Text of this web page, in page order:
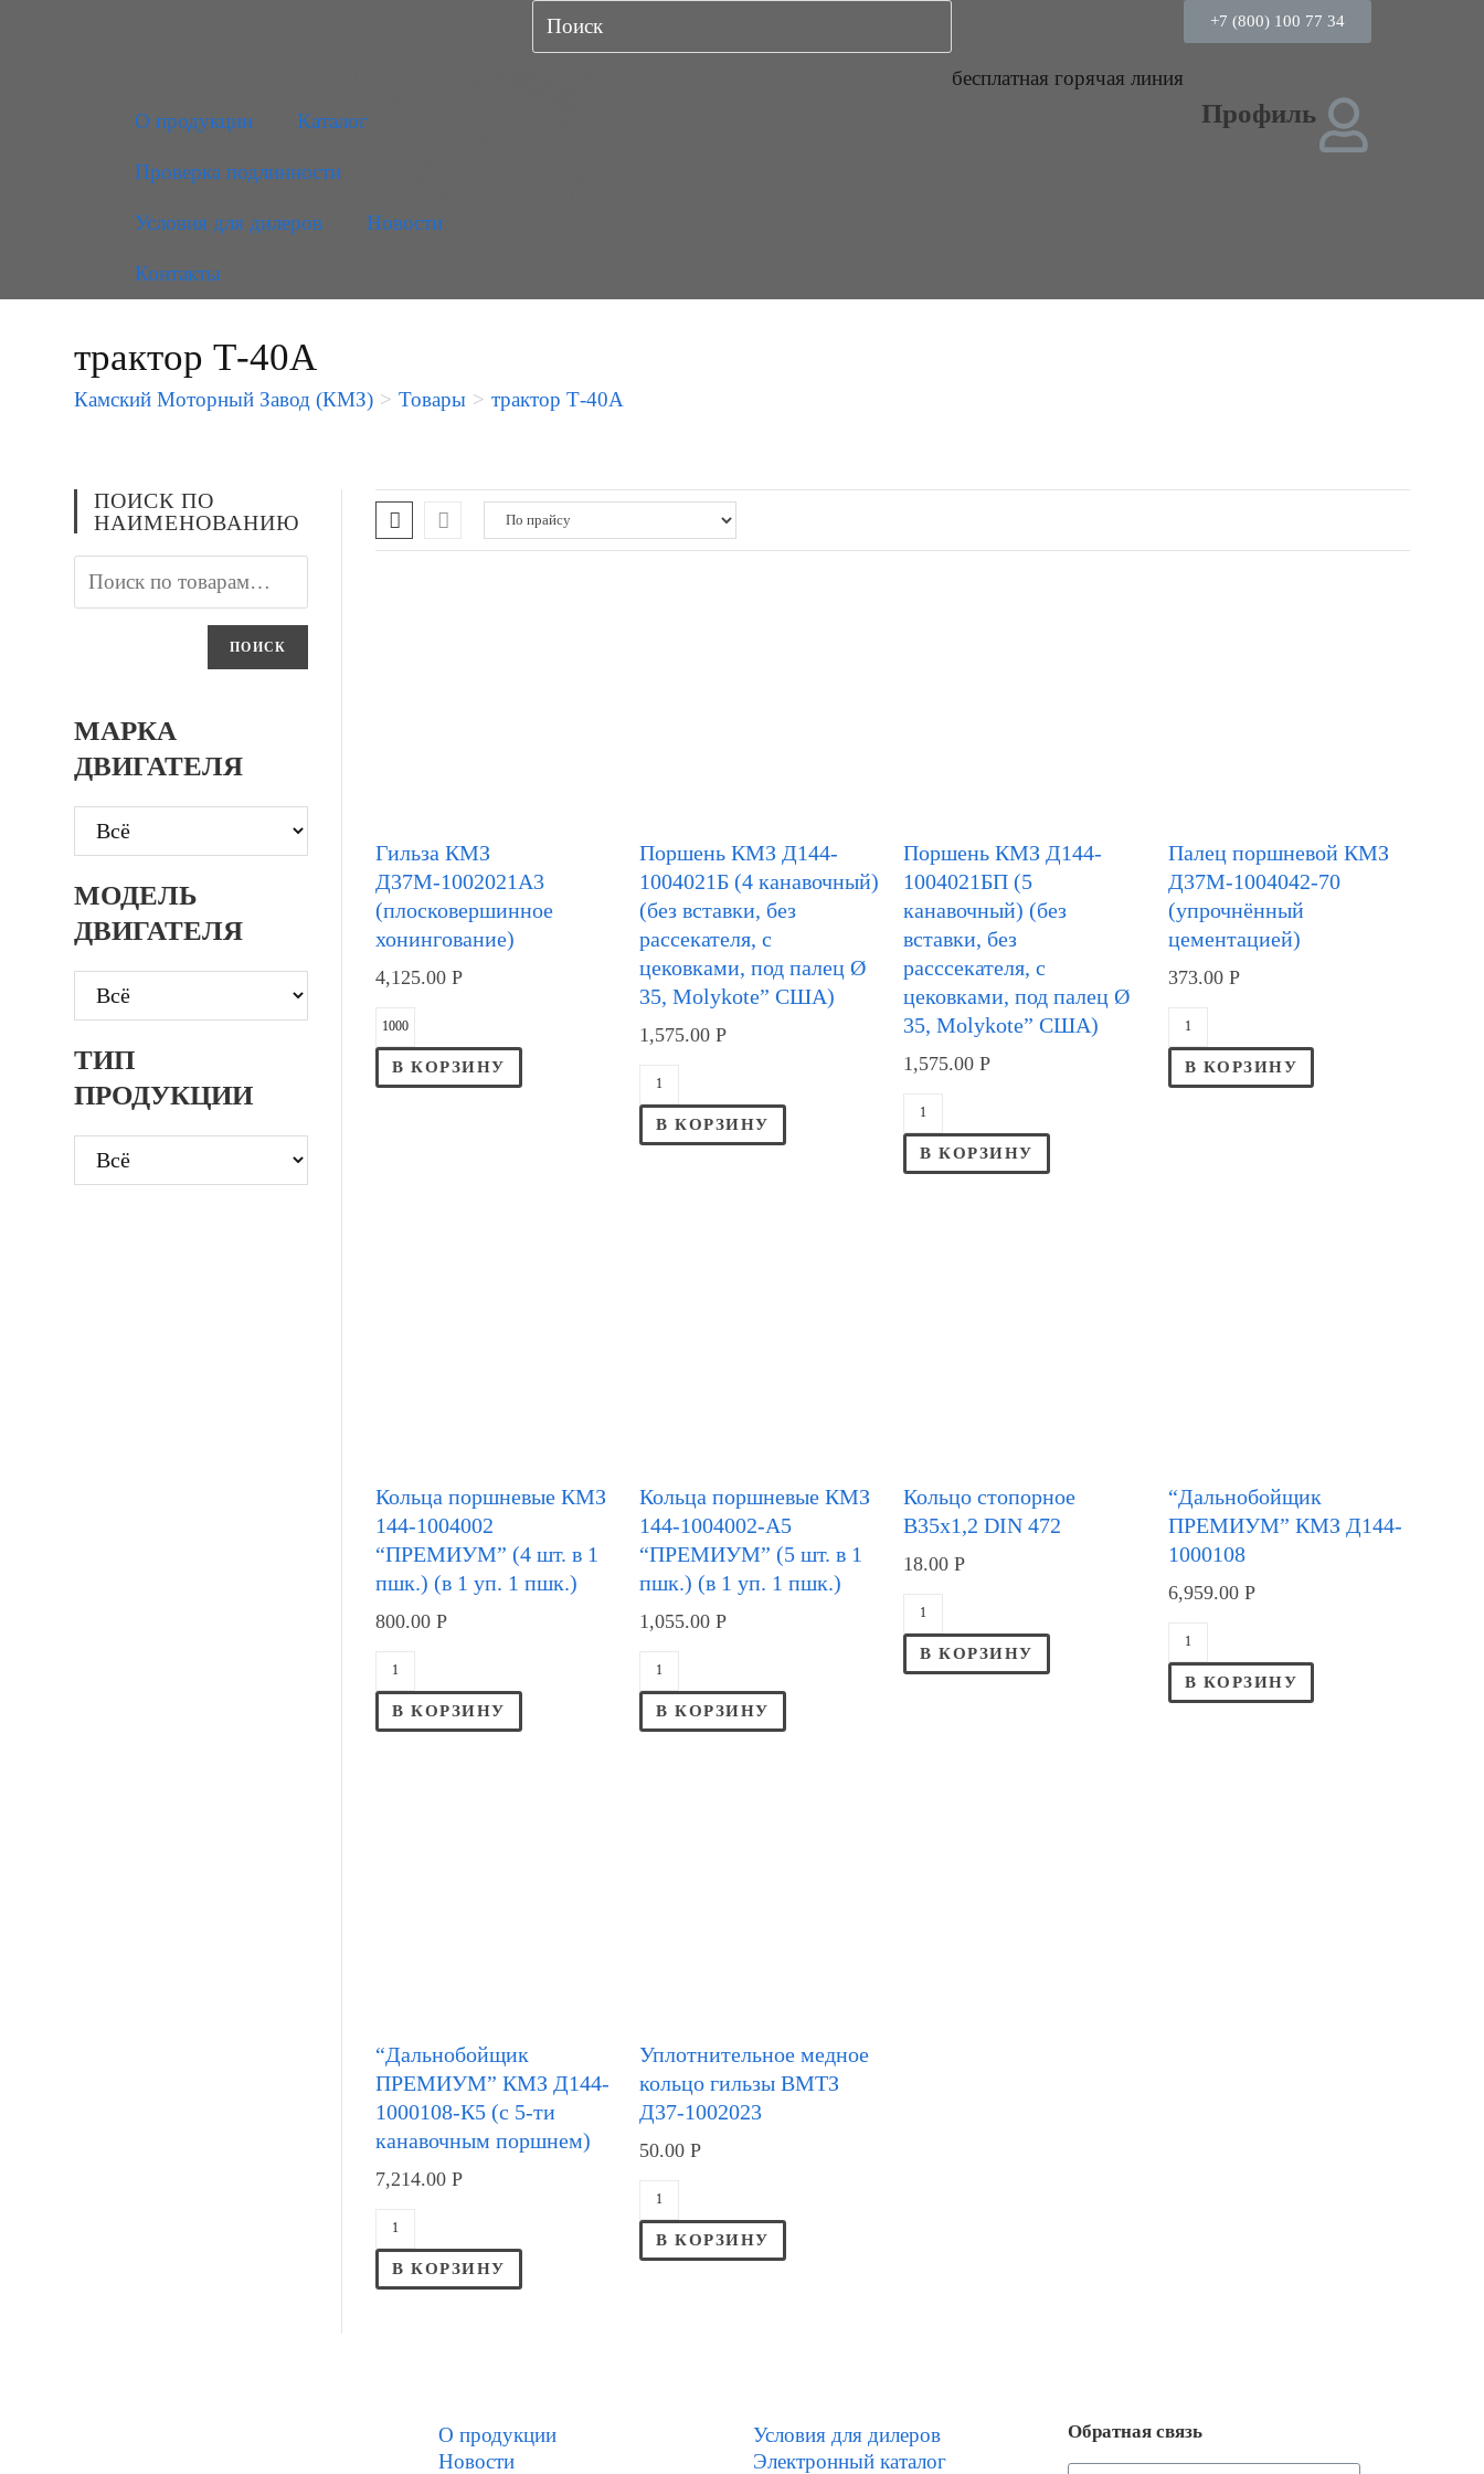
+7 (800) 100 77 34
бесплатная горячая линия
О продукции
Каталог
Проверка подлинности
Условия для дилеров Новости
Контакты
Профиль
трактор Т-40А
Камский Моторный Завод (КМЗ) > Товары > трактор Т-40А
ПОИСК ПО
НАИМЕНОВАНИЮ
ПОИСК
МАРКА
ДВИГАТЕЛЯ
МОДЕЛЬ
ДВИГАТЕЛЯ
ТИП
ПРОДУКЦИИ
Гильза КМЗ
Д37М-1002021А3
(плосковершинное
хонингование)
4,125.00Р
В КОРЗИНУ
Поршень КМЗ Д144-
1004021Б (4 канавочный)
(без вставки, без
рассекателя, с
цековками, под палец Ø
35, Molykote” США)
1,575.00Р
В КОРЗИНУ
Поршень КМЗ Д144-
1004021БП (5
канавочный) (без
вставки, без
расссекателя, с
цековками, под палец Ø
35, Molykote” США)
1,575.00Р
В КОРЗИНУ
Палец поршневой КМЗ
Д37М-1004042-70
(упрочнённый
цементацией)
373.00 Р
В КОРЗИНУ
Кольца поршневые КМЗ
144-1004002
“ПРЕМИУМ” (4 шт. в 1
пшк.) (в 1 уп. 1 пшк.)
800.00Р
В КОРЗИНУ
Кольца поршневые КМЗ
144-1004002-А5
“ПРЕМИУМ” (5 шт. в 1
пшк.) (в 1 уп. 1 пшк.)
1,055.00Р
В КОРЗИНУ
Кольцо стопорное
В35х1,2 DIN 472
18.00Р
В КОРЗИНУ
“Дальнобойщик
ПРЕМИУМ” КМЗ Д144-
1000108
6,959.00 Р
В КОРЗИНУ
“Дальнобойщик
ПРЕМИУМ” КМЗ Д144-
1000108-К5 (с 5-ти
канавочным поршнем)
7,214.00Р
В КОРЗИНУ
Уплотнительное медное
кольцо гильзы ВМТЗ
Д37-1002023
50.00Р
В КОРЗИНУ
О продукции
Новости
Условия для дилеров
Электронный каталог
Обратная связь